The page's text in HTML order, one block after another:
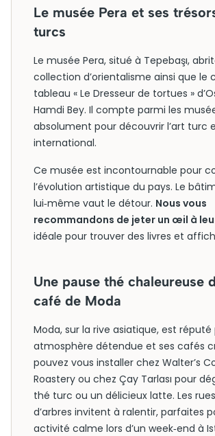
Le musée Pera et ses
turcs
Le musée Pera, situé à Tepebaşı,
collection d’orientalisme ainsi que le
tableau « Le Dresseur de tortues »
Hamdi Bey. Il compte parmi les
absolument pour découvrir l’art turc
international.
Ce musée est incontournable pour
l’évolution artistique du pays. Le
lui‑même vaut le détour. Nous vous
recommandons de jeter un œil à
idéale pour trouver des livres et
Une pause thé chaleureuse
café de Moda
Moda, sur la rive asiatique, est réputé
atmosphère détendue et ses cafés
pouvez vous installer chez Walter’s
Roastery ou chez Çay Tarlası pour
thé turc ou un délicieux latte. Les
d’arbres invitent à ralentir, parfaites
activité calme lors d’un week‑end à